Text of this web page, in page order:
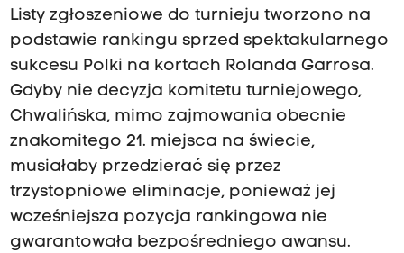
Listy zgłoszeniowe do turnieju tworzono na
podstawie rankingu sprzed spektakularnego
sukcesu Polki na kortach Rolanda Garrosa.
Gdyby nie decyzja komitetu turniejowego,
Chwalińska, mimo zajmowania obecnie
znakomitego 21. miejsca na świecie,
musiałaby przedzierać się przez
trzystopniowe eliminacje, ponieważ jej
wcześniejsza pozycja rankingowa nie
gwarantowała bezpośredniego awansu.